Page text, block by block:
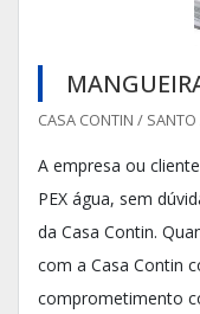
CASA CONTIN / SANTO
A empresa ou
PEX água, sem
da Casa Contin.
com a Casa Contin
comprometimento